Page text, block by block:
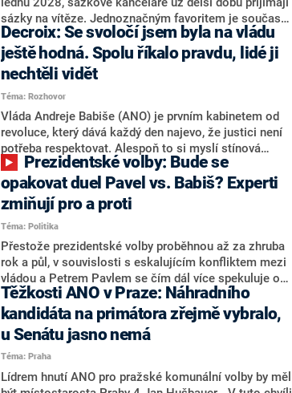
nepřítel, ale soupeř.
sázky na vítěze. Jednoznačným favoritem je současná
hlava státu Petr Pavel. Daleko za ním pak bookmakeři
zmiňují dva výrazné politiky ANO, tedy premiéra
Andreje Babiše a ministra průmyslu Karla Havlíčka.
Oblíbeným tipem samotných sázkařů je poslanec za
Motoristy Filip Turek. Politolog Jan Kubáček nicméně
o případné kandidatuře kohokoliv ze zmíněné trojice
značně pochybuje. Podle něj současná koalice dosud
nemá osobu, která by Pavlovi mohla konkurovat.
Decroix: Se svoločí jsem byla na vládu
ještě hodná. Spolu říkalo pravdu, lidé ji
nechtěli vidět
Téma: Rozhovor
Vláda Andreje Babiše (ANO) je prvním kabinetem od
revoluce, který dává každý den najevo, že justici není
potřeba respektovat. Alespoň to si myslí stínová
ministryně spravedlnosti ODS Eva Decroix. V
rozhovoru pro CNN Prima NEWS si nebrala servítky
ohledně politického výkonu svého nástupce Jeronýma
Tejce (za ANO) či vládní zmocněnkyně pro lidská
práva Taťány Malé (ANO). Označením „svoloč“ na
adresu vlády prý byla ještě hodná. Decroix se také
vrátila k volební porážce koalice Spolu či promluvila o
hnutí Naše Česko Martina Kuby.
opakovat duel Pavel vs. Babiš? Experti
zmiňují pro a proti
Téma: Politika
Přestože prezidentské volby proběhnou až za zhruba
rok a půl, v souvislosti s eskalujícím konfliktem mezi
vládou a Petrem Pavlem se čím dál více spekuluje o
tom, koho by do bitvy o Hrad mohla vyslat současná
koalice. Někteří političtí komentátoři znovu vytahují
jméno premiéra Andreje Babiše (ANO). Jak moc je
pravděpodobné, že se v prezidentských volbách 2028
bude znovu opakovat souboj z roku 2023?
Těžkosti ANO v Praze: Náhradního
kandidáta na primátora zřejmě vybralo,
u Senátu jasno nemá
Téma: Praha
Lídrem hnutí ANO pro pražské komunální volby by měl